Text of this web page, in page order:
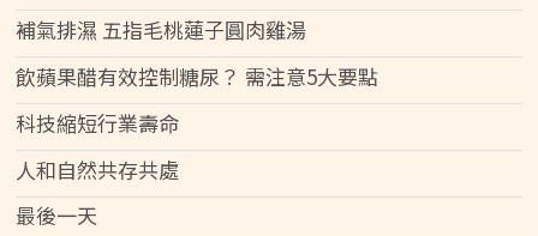
補氣排濕 五指毛桃蓮子圓肉雞湯
飲蘋果醋有效控制糖尿？ 需注意5大要點
科技縮短行業壽命
人和自然共存共處
最後一天